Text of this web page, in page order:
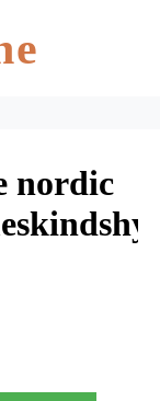
nordic